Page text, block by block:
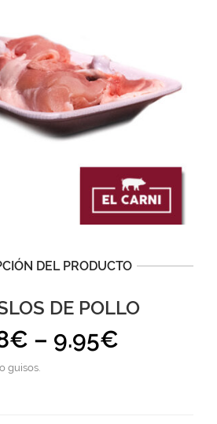
DEL PRODUCTO
DE POLLO
€ – 9.95€
guisos.